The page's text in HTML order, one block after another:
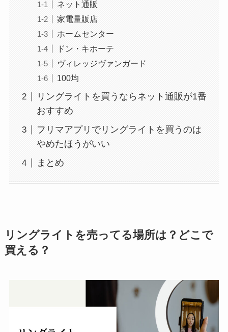
ネット通販
家電量販店
ホームセンター
ドン・キホーテ
ヴィレッジヴァンガード
100均
リングライトを買うならネット通販が1番
おすすめ
フリマアプリでリングライトを買うのは
やめたほうがいい
まとめ
リングライトを売ってる場所は？どこで
買える？